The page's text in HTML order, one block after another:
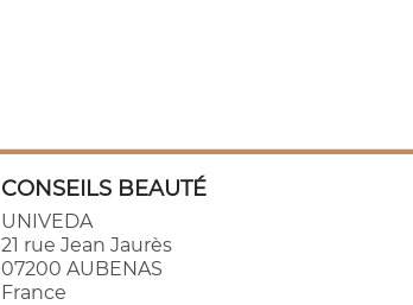
CONSEILS BEAUTÉ
UNIVEDA
21 rue Jean Jaurès
07200 AUBENAS
France